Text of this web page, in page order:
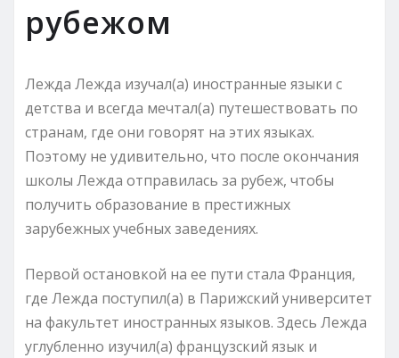
рубежом
Лежда Лежда изучал(а) иностранные языки с
детства и всегда мечтал(а) путешествовать по
странам, где они говорят на этих языках.
Поэтому не удивительно, что после окончания
школы Лежда отправилась за рубеж, чтобы
получить образование в престижных
зарубежных учебных заведениях.
Первой остановкой на ее пути стала Франция,
где Лежда поступил(а) в Парижский университет
на факультет иностранных языков. Здесь Лежда
углубленно изучил(а) французский язык и